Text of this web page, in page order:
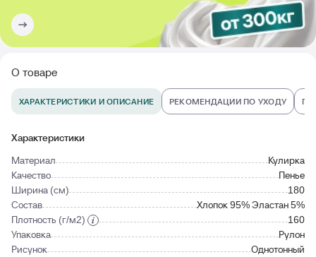
О товаре
ХАРАКТЕРИСТИКИ И ОПИСАНИЕ РЕКОМЕНДАЦИИ ПО УХОДУ
Характеристики
Материал
Кулирка
Качество
Пенье
Ширина (см)
180
Состав
Хлопок 95% Эластан 5%
Плотность (г/м2)
160
Упаковка
Рулон
Рисунок
Однотонный